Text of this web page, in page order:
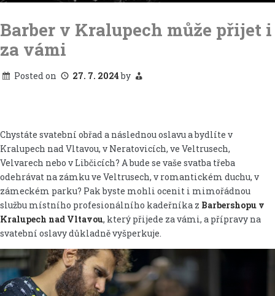
Skip
content
Barber v Kralupech může přijet i
za vámi
Posted on 27. 7. 2024by
Chystáte svatební obřad a následnou oslavu a bydlíte v
Kralupech nad Vltavou, v Neratovicích, ve Veltrusech,
Velvarech nebo v Libčicích? A bude se vaše svatba třeba
odehrávat na zámku ve Veltrusech, v romantickém duchu, v
zámeckém parku? Pak byste mohli ocenit i mimořádnou
službu místního profesionálního kadeřníka z Barbershopu v
Kralupech nad Vltavou, který přijede za vámi, a přípravy na
svatební oslavy důkladně vyšperkuje.